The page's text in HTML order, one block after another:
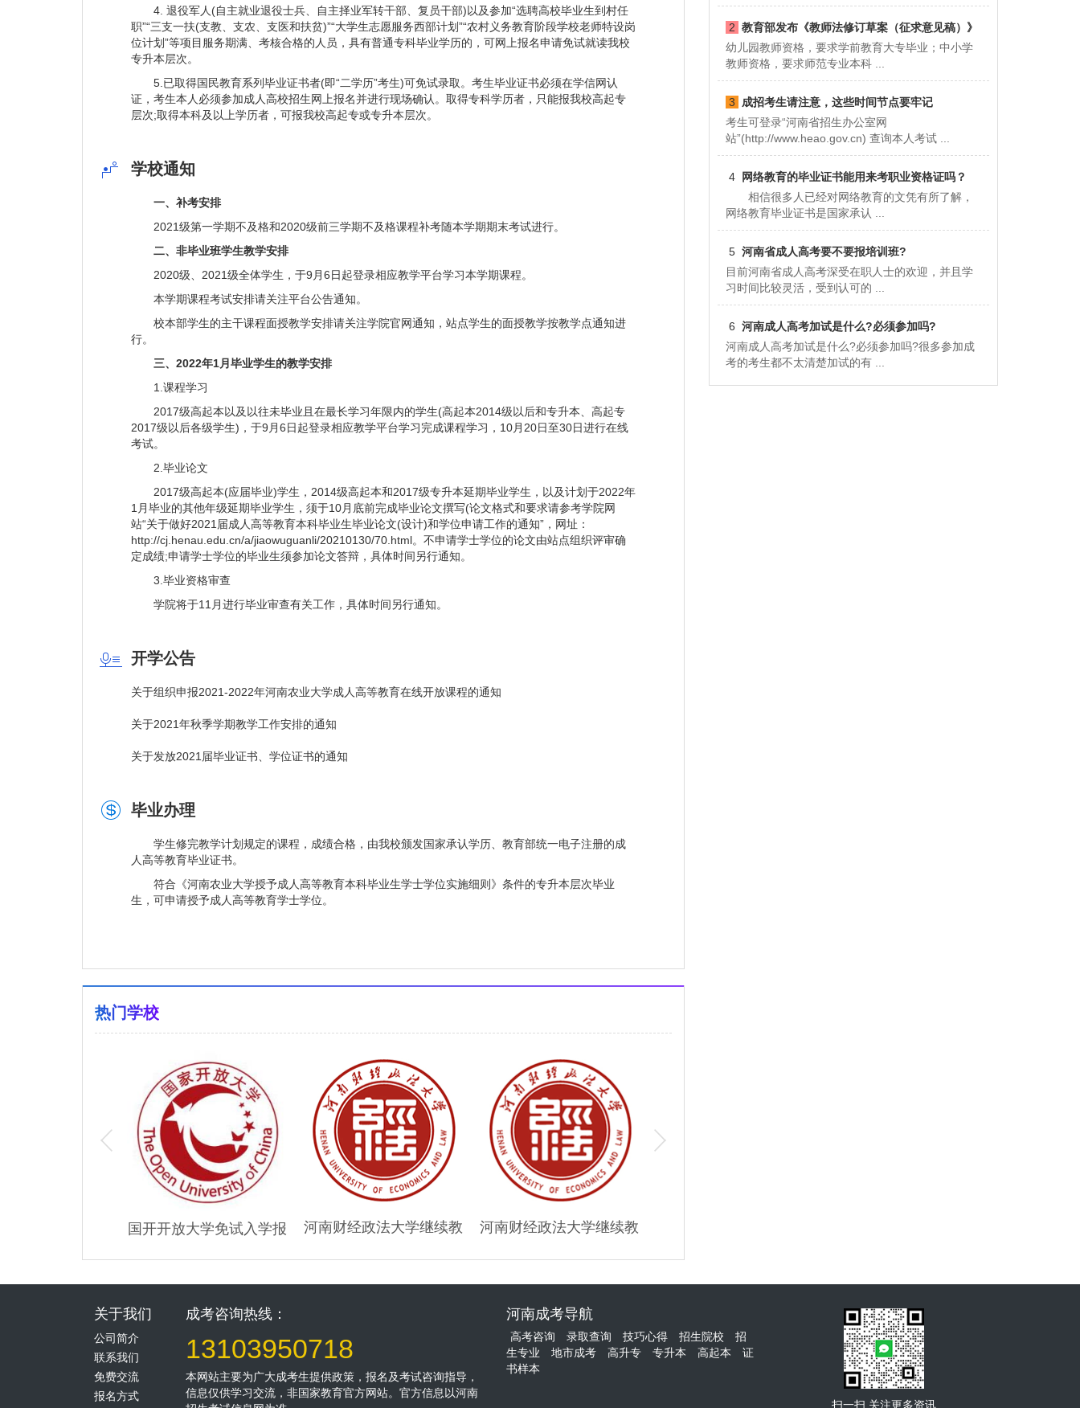
4. 退役军人(自主就业退役士兵、自主择业军转干部、复员干部)以及参加“选聘高校毕业生到村任
职”“三支一扶(支教、支农、支医和扶贫)”“大学生志愿服务西部计划”“农村义务教育阶段学校老师特设岗
位计划”等项目服务期满、考核合格的人员，具有普通专科毕业学历的，可网上报名申请免试就读我校
专升本层次。
5.已取得国民教育系列毕业证书者(即“二学历”考生)可免试录取。考生毕业证书必须在学信网认
证，考生本人必须参加成人高校招生网上报名并进行现场确认。取得专科学历者，只能报我校高起专
层次;取得本科及以上学历者，可报我校高起专或专升本层次。
学校通知
一、补考安排
2021级第一学期不及格和2020级前三学期不及格课程补考随本学期期末考试进行。
二、非毕业班学生教学安排
2020级、2021级全体学生，于9月6日起登录相应教学平台学习本学期课程。
本学期课程考试安排请关注平台公告通知。
校本部学生的主干课程面授教学安排请关注学院官网通知，站点学生的面授教学按教学点通知进
行。
三、2022年1月毕业学生的教学安排
1.课程学习
2017级高起本以及以往未毕业且在最长学习年限内的学生(高起本2014级以后和专升本、高起专
2017级以后各级学生)，于9月6日起登录相应教学平台学习完成课程学习，10月20日至30日进行在线
考试。
2.毕业论文
2017级高起本(应届毕业)学生，2014级高起本和2017级专升本延期毕业学生，以及计划于2022年
1月毕业的其他年级延期毕业学生，须于10月底前完成毕业论文撰写(论文格式和要求请参考学院网
站“关于做好2021届成人高等教育本科毕业生毕业论文(设计)和学位申请工作的通知”，网址：
http://cj.henau.edu.cn/a/jiaowuguanli/20210130/70.html。不申请学士学位的论文由站点组织评审确
定成绩;申请学士学位的毕业生须参加论文答辩，具体时间另行通知。
3.毕业资格审查
学院将于11月进行毕业审查有关工作，具体时间另行通知。
开学公告
关于组织申报2021-2022年河南农业大学成人高等教育在线开放课程的通知
关于2021年秋季学期教学工作安排的通知
关于发放2021届毕业证书、学位证书的通知
毕业办理
学生修完教学计划规定的课程，成绩合格，由我校颁发国家承认学历、教育部统一电子注册的成
人高等教育毕业证书。
符合《河南农业大学授予成人高等教育本科毕业生学士学位实施细则》条件的专升本层次毕业
生，可申请授予成人高等教育学士学位。
热门学校
国开开放大学免试入学报
河南财经政法大学继续教
河南财经政法大学继续教
2 教育部发布《教师法修订草案（征求意见稿）》
节选
幼儿园教师资格，要求学前教育大专毕业；中小学
教师资格，要求师范专业本科 ...
3
成招考生请注意，这些时间节点要牢记
考生可登录“河南省招生办公室网
站”(http://www.heao.gov.cn) 查询本人考试 ...
4
网络教育的毕业证书能用来考职业资格证吗？
相信很多人已经对网络教育的文凭有所了解，
网络教育毕业证书是国家承认 ...
5 河南省成人高考要不要报培训班?
目前河南省成人高考深受在职人士的欢迎，并且学
习时间比较灵活，受到认可的 ...
6 河南成人高考加试是什么?必须参加吗?
河南成人高考加试是什么?必须参加吗?很多参加成
考的考生都不太清楚加试的有 ...
关于我们
公司简介
联系我们
免费交流
报名方式
成考咨询热线：
13103950718
本网站主要为广大成考生提供政策，报名及考试咨询指导，
信息仅供学习交流，非国家教育官方网站。官方信息以河南
河南成考导航
高考咨询 录取查询 技巧心得 招生院校
招
生专业
地市成考 高升专 专升本 高起本
证
书样本
扫一扫 关注更多资讯